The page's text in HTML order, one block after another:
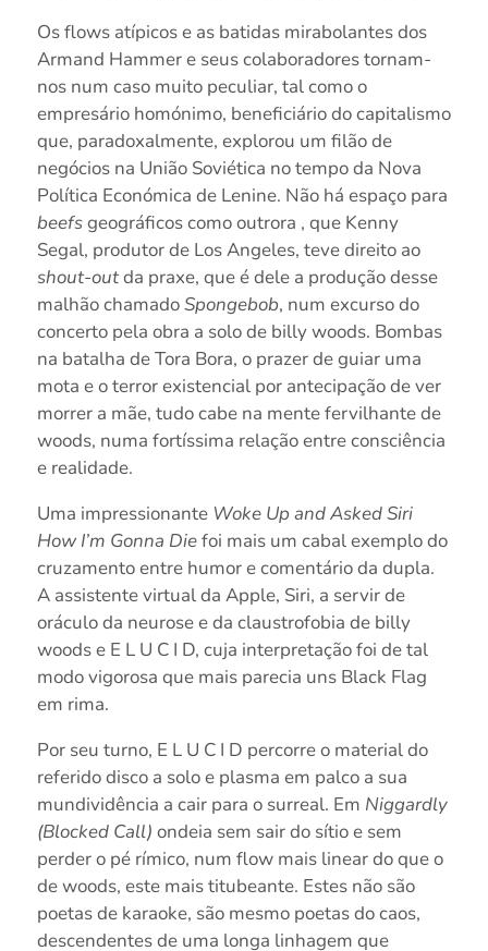
Os flows atípicos e as batidas mirabolantes dos
Armand Hammer e seus colaboradores tornam-
nos num caso muito peculiar, tal como o
empresário homónimo, beneficiário do capitalismo
que, paradoxalmente, explorou um filão de
negócios na União Soviética no tempo da Nova
Política Económica de Lenine. Não há espaço para
beefsgeográficos como outrora , que Kenny
Segal, produtor de Los Angeles, teve direito ao
shout-outda praxe, que é dele a produção desse
malhão chamadoSpongebob, num excurso do
concerto pela obra a solo de billy woods. Bombas
na batalha de Tora Bora, o prazer de guiar uma
mota e o terror existencial por antecipação de ver
morrer a mãe, tudo cabe na mente fervilhante de
woods, numa fortíssima relação entre consciência
e realidade.
Uma impressionante Woke Up and Asked Siri
How I’m Gonna Diefoi mais um cabal exemplo do
cruzamento entre humor e comentário da dupla.
A assistente virtual da Apple, Siri, a servir de
oráculo da neurose e da claustrofobia de billy
woods e E L U C I D, cuja interpretação foi de tal
modo vigorosa que mais parecia uns Black Flag
em rima.
Por seu turno, E L U C I D percorre o material do
referido disco a solo e plasma em palco a sua
mundividência a cair para o surreal. Em Niggardly
(Blocked Call) ondeia sem sair do sítio e sem
perder o pé rímico, num flow mais linear do que o
de woods, este mais titubeante. Estes não são
poetas de karaoke, são mesmo poetas do caos,
descendentes de uma longa linhagem que